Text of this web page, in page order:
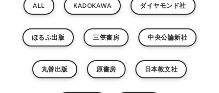
ALL KADOKAWA ダイヤモンド社
ほるぷ出版 三笠書房 中央公論新社
丸善出版 原書房 日本教文社